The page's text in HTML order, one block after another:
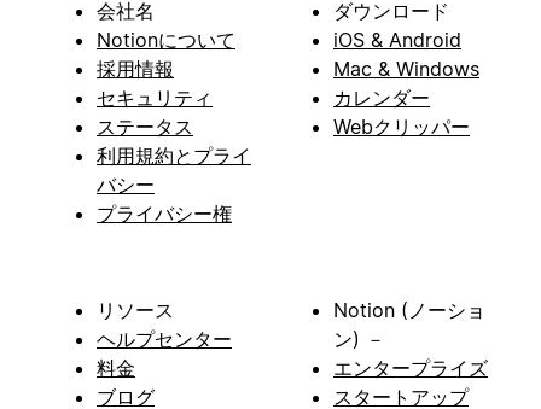
会社名
Notionについて
採用情報
セキュリティ
ステータス
利用規約とプライ
バシー
プライバシー権
ダウンロード
iOS & Android
Mac & Windows
カレンダー
Webクリッパー
リソース
ヘルプセンター
料金
ブログ
Notion (ノーショ
ン) －
エンタープライズ
スタートアップ